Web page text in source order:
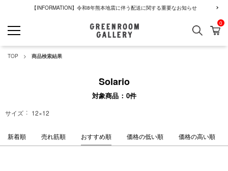
【INFORMATION】令和8年熊本地震に伴う配送に関する重要なお知らせ
検索 カ
0
TOP 商品検索結果
Solario
対象商品 0件
サイズ 12×12
新着順 売れ筋順 おすすめ順 価格の低い順 価格の高い順